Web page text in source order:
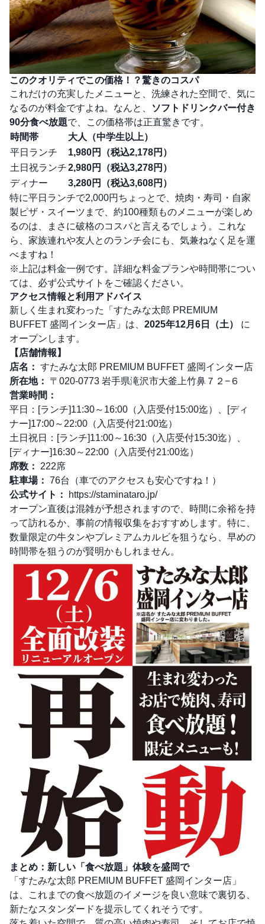
このクオリティでこの価格！？驚きのコスパ
これだけの充実したメニューと、洗練された空間で、気に
なるのが料金ですよね。なんと、
ソフトドリンクバー付き
90分食べ放題で、この価格帯は正直驚きです。
時間帯
大人（中学生以上）
平日ランチ
1,980円（税込2,178円）
土日祝ランチ2,980円（税込3,278円）
ディナー
3,280円（税込3,608円）
特に平日ランチで2,000円ちょっとで、焼肉・寿司・自家
製ピザ・スイーツまで、約100種類ものメニューが楽しめ
るのは、まさに破格のコスパと言えるでしょう。これな
ら、家族連れや友人とのランチ会にも、気兼ねなく足を運
べますね！
※上記は料金一例です。詳細な料金プランや時間帯につい
ては、必ず公式サイトをご確認ください。
アクセス情報と利用アドバイス
新しく生まれ変わった「すたみな太郎 PREMIUM
BUFFET 盛岡インター店」は、 2025年12月6日（土）
に
オープンします。
【店舗情報】
店名： すたみな太郎 PREMIUM BUFFET 盛岡インター店
所在地：
〒020-0773 岩手県滝沢市大釜上竹鼻７２−６
営業時間：
平日：[ランチ]11:30～16:00（入店受付15:00迄）、[ディ
ナー]17:00～22:00（入店受付21:00迄）
土日祝日：[ランチ]11:00～16:30（入店受付15:30迄）、
[ディナー]16:30～22:00（入店受付21:00迄）
席数：
222席
駐車場： 76台（車でのアクセスも安心ですね！）
公式サイト：
https://staminataro.jp/
オープン直後は混雑が予想されますので、時間に余裕を持
って訪れるか、事前の情報収集をおすすめします。特に、
数量限定の牛タンやプレミアムカルビを狙うなら、早めの
時間帯を狙うのが賢明かもしれません。
まとめ：新しい「食べ放題」体験を盛岡で
「すたみな太郎 PREMIUM BUFFET 盛岡インター店」
は、これまでの食べ放題のイメージを良い意味で裏切る、
新たなスタンダードを提示してくれそうです。